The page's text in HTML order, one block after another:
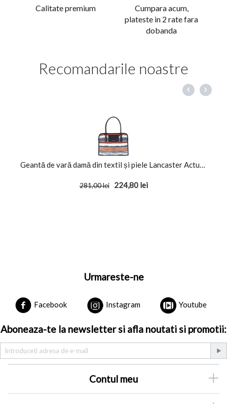
Calitate premium
Cumpara acum,
plateste in 2 rate fara
dobanda
Recomandarile noastre
Geantă de vară damă din textil și piele Lancaster Actual Prove...
281,00lei 224,80 lei
Urmareste-ne
Facebook Instagram Youtube
Aboneaza-te la newsletter si afla noutati si promotii:
Contul meu